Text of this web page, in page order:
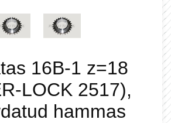
16B-1 z=18
LOCK 2517),
hammas